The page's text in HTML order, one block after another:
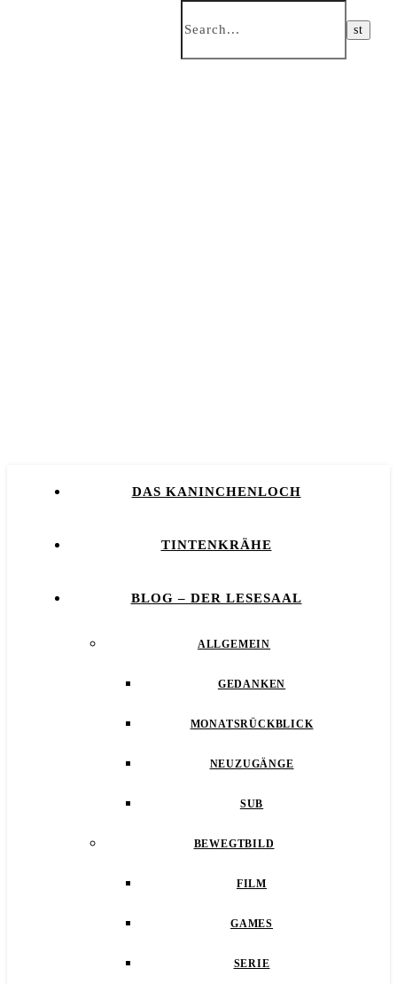
DAS KANINCHENLOCH
TINTENKRÄHE
BLOG – DER LESESAAL
ALLGEMEIN
GEDANKEN
MONATSRÜCKBLICK
NEUZUGÄNGE
SUB
BEWEGTBILD
FILM
GAMES
SERIE